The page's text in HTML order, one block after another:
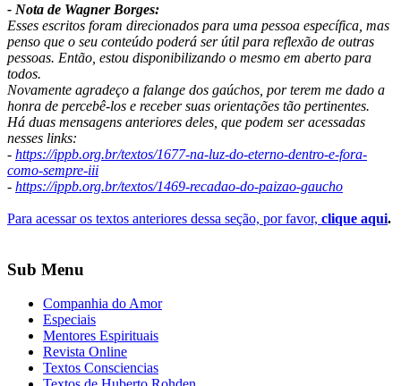
- Nota de Wagner Borges:
Esses escritos foram direcionados para uma pessoa específica, mas
penso que o seu conteúdo poderá ser útil para reflexão de outras
pessoas. Então, estou disponibilizando o mesmo em aberto para
todos.
Novamente agradeço a falange dos gaúchos, por terem me dado a
honra de percebê-los e receber suas orientações tão pertinentes.
Há duas mensagens anteriores deles, que podem ser acessadas
nesses links:
- https://ippb.org.br/textos/1677-na-luz-do-eterno-dentro-e-fora-
como-sempre-iii
- https://ippb.org.br/textos/1469-recadao-do-paizao-gaucho
Para acessar os textos anteriores dessa seção, por favor, clique aqui.
Sub Menu
Companhia do Amor
Especiais
Mentores Espirituais
Revista Online
Textos Consciencias